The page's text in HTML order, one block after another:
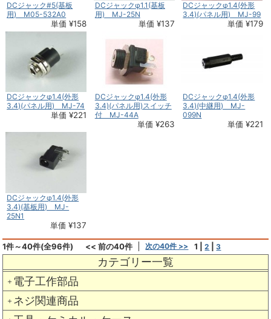
カテゴリー一覧
＋ 電子工作部品
＋ ネジ関連商品
DCジャック#5(基板
用) M05-532A0
単価 ¥158
DCジャックφ1.1(基板
用) MJ-25N
単価 ¥137
DCジャックφ1.4(外形
3.4)(パネル用) MJ-99
単価 ¥179
DCジャックφ1.4(外形
3.4)(パネル用) MJ-74
単価 ¥221
DCジャックφ1.4(外形
3.4)(パネル用)スイッチ
付 MJ-44A
単価 ¥263
DCジャックφ1.4(外形
3.4)(中継用) MJ-
099N
単価 ¥221
DCジャックφ1.4(外形
3.4)(基板用) MJ-
25N1
単価 ¥137
1件～40件(全96件) << 前の40件 次の40件 >> 1 |2 |3